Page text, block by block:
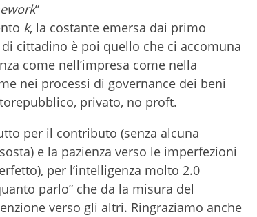
”
k, la costante emersa dai primo
di cittadino è poi quello che ci accomuna
come nell’impresa come nella
nei processi di governance dei beni
privato, no proft.
per il contributo (senza alcuna
e la pazienza verso le imperfezioni
per l’intelligenza molto 2.0
parlo” che da la misura del
verso gli altri. Ringraziamo anche